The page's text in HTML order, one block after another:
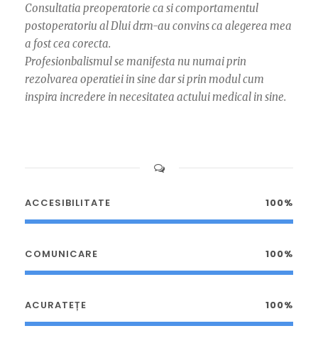
Consultatia preoperatorie ca si comportamentul
postoperatoriu al Dlui dr.m-au convins ca alegerea mea
a fost cea corecta.
Profesionbalismul se manifesta nu numai prin
rezolvarea operatiei in sine dar si prin modul cum
inspira incredere in necesitatea actului medical in sine.
ACCESIBILITATE 100%
COMUNICARE 100%
ACURATEȚE 100%